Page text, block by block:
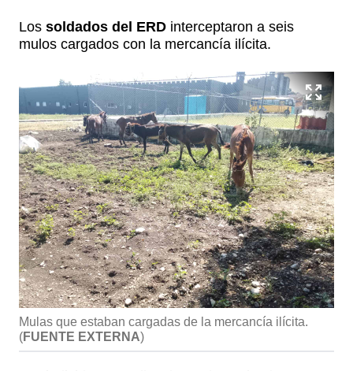
Los soldados del ERD interceptaron a seis
mulos cargados con la mercancía ilícita.
Mulas que estaban cargadas de la mercancía ilícita.
(FUENTE EXTERNA)